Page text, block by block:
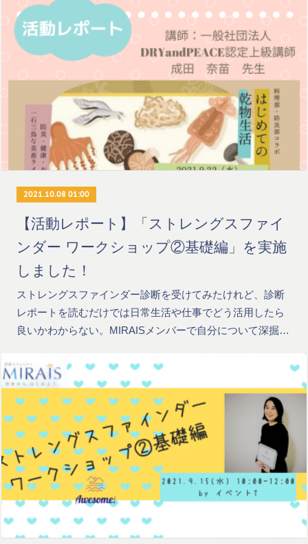
2021.10.08 01:00
【活動レポート】「ストレングスファイ
ンダー ワークショップ②基礎編」を実施
しました！
ストレングスファインダー診断を受けてみたけれど、診断
レポートを読むだけでは日常生活や仕事でどう活用したら
良いかわからない。MIRAISメンバーで自分について深掘…